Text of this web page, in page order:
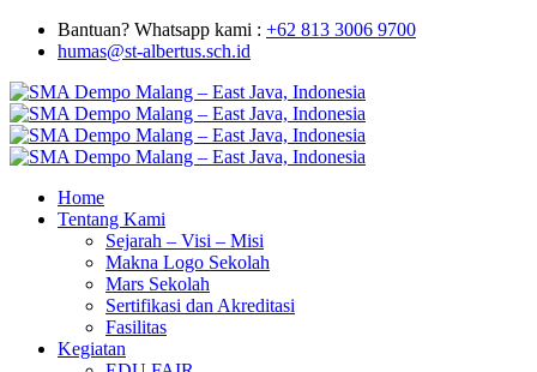
Bantuan? Whatsapp kami : +62 813 3006 9700
humas@st-albertus.sch.id
Home
Tentang Kami
Sejarah – Visi – Misi
Makna Logo Sekolah
Mars Sekolah
Sertifikasi dan Akreditasi
Fasilitas
Kegiatan